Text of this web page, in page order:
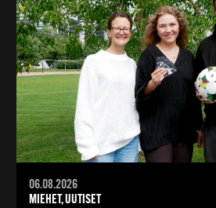
06.08.2026
MIEHET, UUTISET